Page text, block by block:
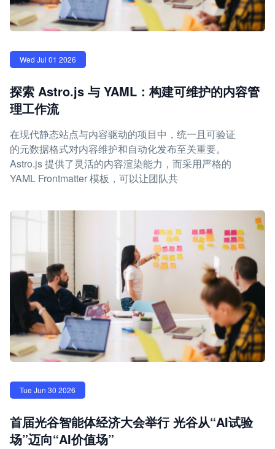
Wed Jul 01 2026
探索 Astro.js 与 YAML：构建可维护的内容管
理工作流
在现代静态站点与内容驱动的项目中，统一且可验证
的元数据格式对内容维护和自动化发布至关重要。
Astro.js 提供了灵活的内容渲染能力，而采用严格的
YAML Frontmatter 模板，可以让团队共
Tue Jun 30 2026
首届光谷智能体经济大会举行 光谷从“AI试验
场”迈向“AI价值场”